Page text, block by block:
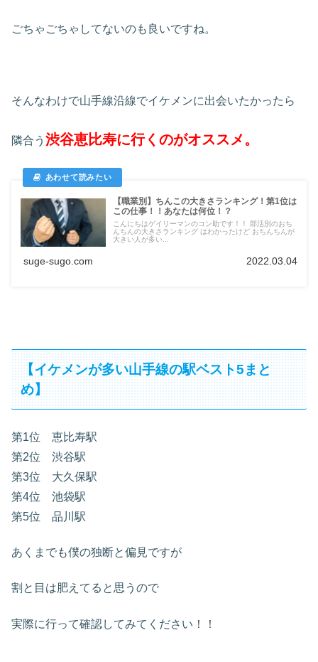
ごちゃごちゃしてないのも良いですね。
そんなわけで山手線沿線でイケメンに出会いたかったら
隣合う 渋谷恵比寿に行くのがオススメ。
【職業別】ちんこの大きさランキング！第1位は
この仕事！！あなたは何位！？
こんにちはゲイリーマンのコン助です！！ 部活別のおち
んちんの大きさランキング はわかったけど おちんちんが
大きい人が多い...
suge-sugo.com 2022.03.04
【イケメンが多い山手線の駅ベスト5まと
め】
第1位 恵比寿駅
第2位 渋谷駅
第3位 大久保駅
第4位 池袋駅
第5位 品川駅
あくまでも僕の独断と偏見ですが
割と目は肥えてると思うので
実際に行って確認してみてください！！